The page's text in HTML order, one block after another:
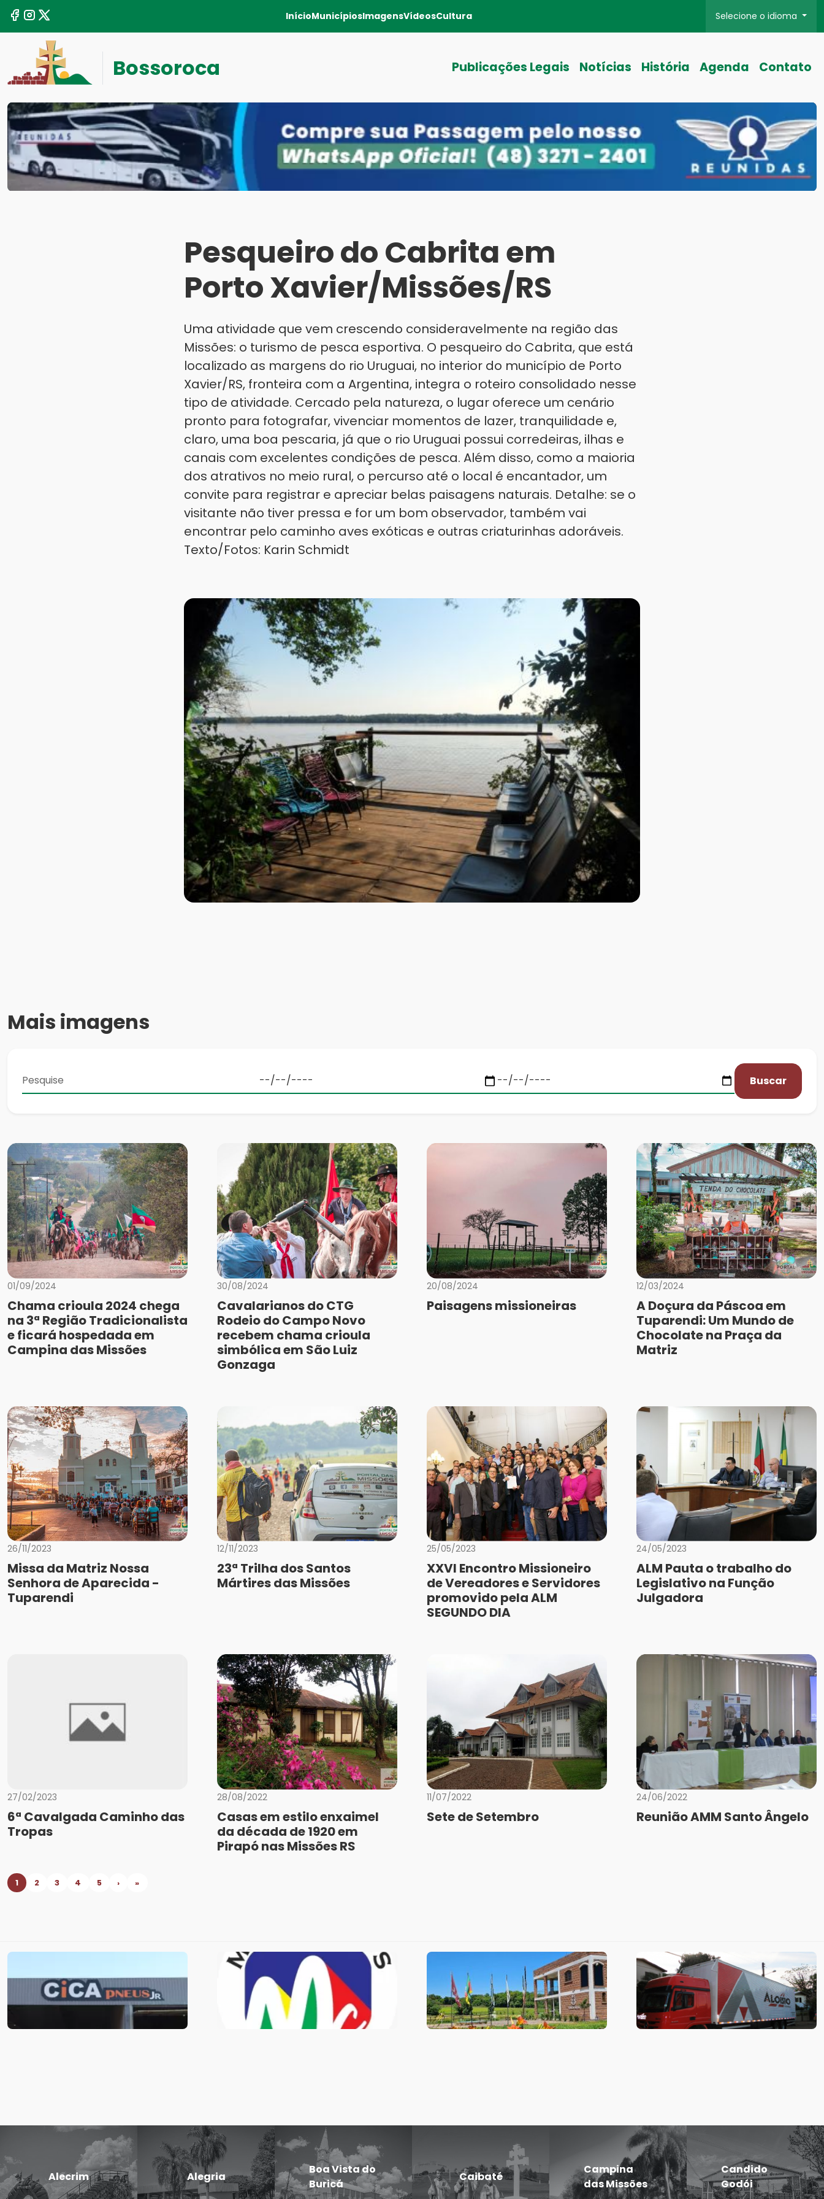
InícioMunicípiosImagensVídeosCultura Selecione o idioma
Bossoroca Publicações Legais Notícias História Agenda Contato
Pesqueiro do Cabrita em
Porto Xavier/Missões/RS
Uma atividade que vem crescendo consideravelmente na região das
Missões: o turismo de pesca esportiva. O pesqueiro do Cabrita, que está
localizado as margens do rio Uruguai, no interior do município de Porto
Xavier/RS, fronteira com a Argentina, integra o roteiro consolidado nesse
tipo de atividade. Cercado pela natureza, o lugar oferece um cenário
pronto para fotografar, vivenciar momentos de lazer, tranquilidade e,
claro, uma boa pescaria, já que o rio Uruguai possui corredeiras, ilhas e
canais com excelentes condições de pesca. Além disso, como a maioria
dos atrativos no meio rural, o percurso até o local é encantador, um
convite para registrar e apreciar belas paisagens naturais. Detalhe: se o
visitante não tiver pressa e for um bom observador, também vai
encontrar pelo caminho aves exóticas e outras criaturinhas adoráveis.
Texto/Fotos: Karin Schmidt
Mais imagens
Buscar
01/09/2024
Chama crioula 2024 chega
na 3ª Região Tradicionalista
e ficará hospedada em
Campina das Missões
30/08/2024
Cavalarianos do CTG
Rodeio do Campo Novo
recebem chama crioula
simbólica em São Luiz
Gonzaga
20/08/2024
Paisagens missioneiras
12/03/2024
A Doçura da Páscoa em
Tuparendi: Um Mundo de
Chocolate na Praça da
Matriz
26/11/2023
Missa da Matriz Nossa
Senhora de Aparecida -
Tuparendi
12/11/2023
23ª Trilha dos Santos
Mártires das Missões
25/05/2023
XXVI Encontro Missioneiro
de Vereadores e Servidores
promovido pela ALM
SEGUNDO DIA
24/05/2023
ALM Pauta o trabalho do
Legislativo na Função
Julgadora
27/02/2023
6ª Cavalgada Caminho das
Tropas
28/08/2022
Casas em estilo enxaimel
da década de 1920 em
Pirapó nas Missões RS
11/07/2022
Sete de Setembro
24/06/2022
Reunião AMM Santo Ângelo
1 2 3 4 5 › »
Alecrim Alegria
Boa Vista do
Buricá
Caibaté
Campina
das Missões
Candido
Godói